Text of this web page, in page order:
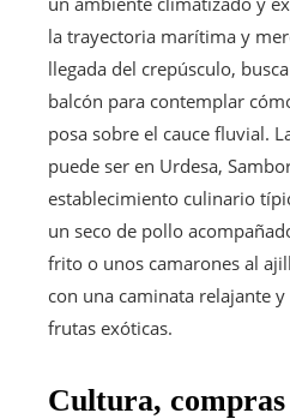
la trayectoria marítima y
llegada del crepúsculo,
balcón para contemplar
posa sobre el cauce fluvial.
puede ser en Urdesa,
establecimiento culinario
un seco de pollo
frito o unos camarones al
con una caminata relajante
frutas exóticas.
Cultura,